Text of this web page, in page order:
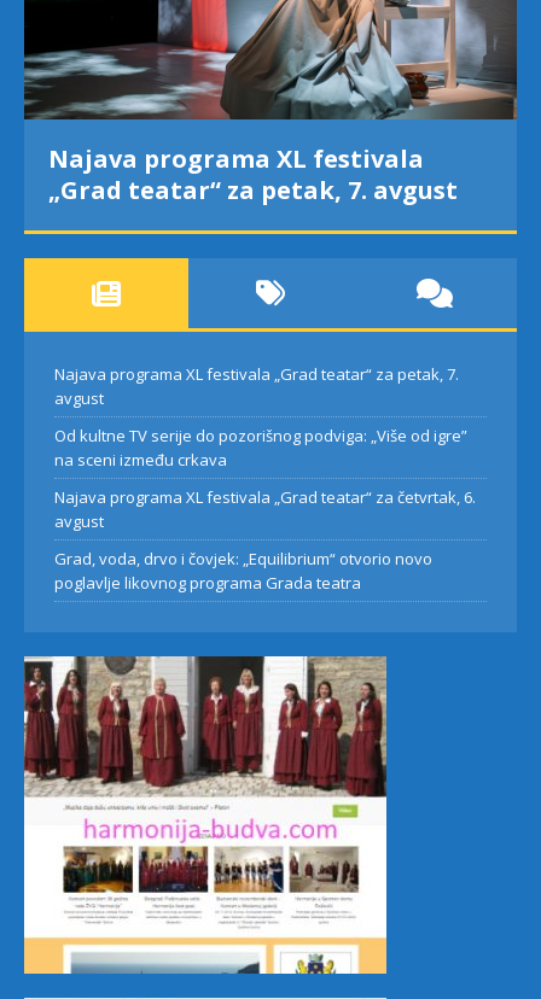
Najava programa XL festivala
„Grad teatar“ za petak, 7. avgust
Najava programa XL festivala „Grad teatar“ za petak, 7.
avgust
Od kultne TV serije do pozorišnog podviga: „Više od igre”
na sceni između crkava
Najava programa XL festivala „Grad teatar“ za četvrtak, 6.
avgust
Grad, voda, drvo i čovjek: „Equilibrium“ otvorio novo
poglavlje likovnog programa Grada teatra